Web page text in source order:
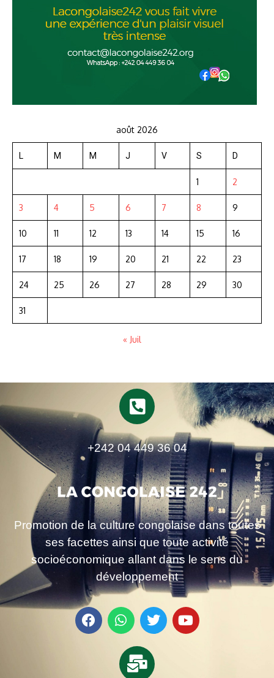
août 2026
L M M J V S D
1 2
3 4 5 6 7 8 9
10 11 12 13 14 15 16
17 18 19 20 21 22 23
24 25 26 27 28 29 30
31
« Juil
+242 04 449 36 04
Promotion de la culture congolaise dans toutes
ses facettes ainsi que toute activité
socioéconomique allant dans le sens du
développement